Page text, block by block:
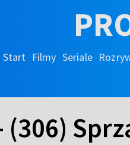
Start Filmy Seriale